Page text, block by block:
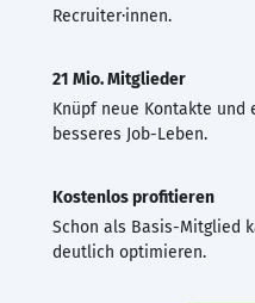
Recruiter·innen.
21 Mio. Mitglieder
Knüpf neue Kontakte
besseres Job-Leben.
Kostenlos profitieren
Schon als Basis-Mitglied
deutlich optimieren.